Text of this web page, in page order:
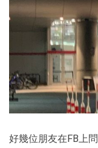
好幾位朋友在FB上